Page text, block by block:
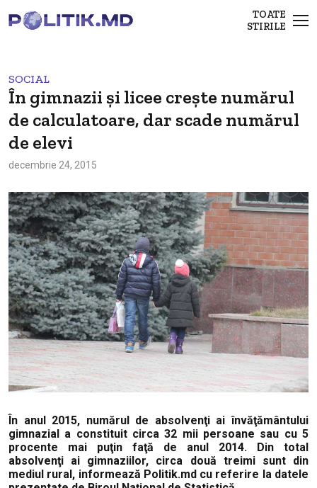
TOATE
STIRILE
SOCIAL
În gimnazii și licee crește numărul
de calculatoare, dar scade numărul
de elevi
decembrie 24, 2015
În anul 2015, numărul de absolvenţi ai învăţământului
gimnazial a constituit circa 32 mii persoane sau cu 5
procente mai puţin faţă de anul 2014. Din total
absolvenţi ai gimnaziilor, circa două treimi sunt din
mediul rural, informează Politik.md cu referire la datele